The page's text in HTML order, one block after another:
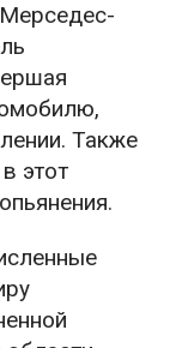
Также
этот